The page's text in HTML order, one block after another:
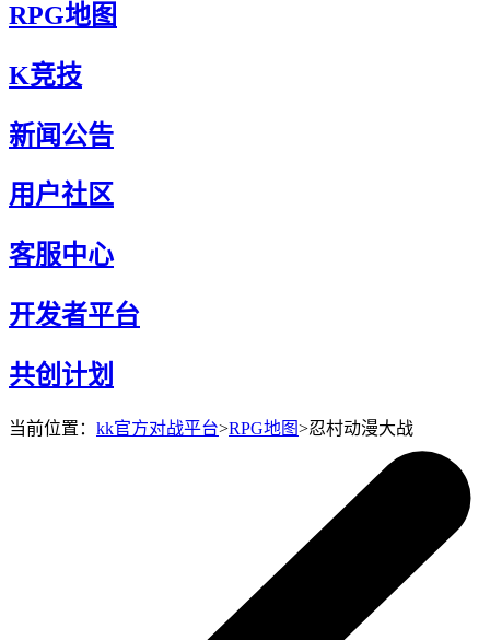
RPG地图
K竞技
新闻公告
用户社区
客服中心
开发者平台
共创计划
当前位置： kk官方对战平台>RPG地图>忍村动漫大战